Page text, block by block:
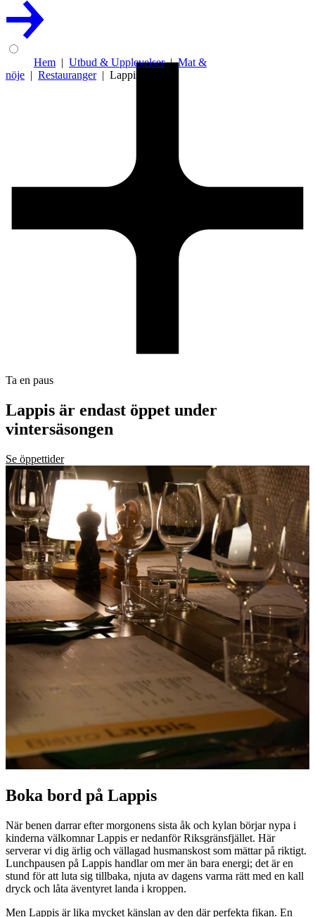
Hem Utbud & Upplevelser
Mat &
nöje
Restauranger Lappis
Ta en paus
Lappis är endast öppet under
vintersäsongen
Se öppettider
Boka bord på Lappis
När benen darrar efter morgonens sista åk och kylan börjar nypa i
kinderna välkomnar Lappis er nedanför Riksgränsfjället. Här
serverar vi dig ärlig och vällagad husmanskost som mättar på riktigt.
Lunchpausen på Lappis handlar om mer än bara energi; det är en
stund för att luta sig tillbaka, njuta av dagens varma rätt med en kall
dryck och låta äventyret landa i kroppen.
Men Lappis är lika mycket känslan av den där perfekta fikan. En